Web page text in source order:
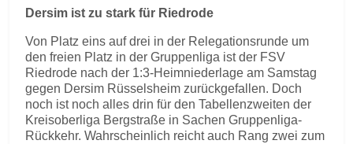
Dersim ist zu stark für Riedrode
Von Platz eins auf drei in der Relegationsrunde um
den freien Platz in der Gruppenliga ist der FSV
Riedrode nach der 1:3-Heimniederlage am Samstag
gegen Dersim Rüsselsheim zurückgefallen. Doch
noch ist noch alles drin für den Tabellenzweiten der
Kreisoberliga Bergstraße in Sachen Gruppenliga-
Rückkehr. Wahrscheinlich reicht auch Rang zwei zum